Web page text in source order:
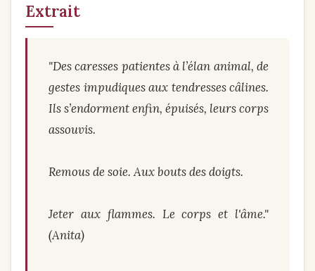
Extrait
"Des caresses patientes à l’élan animal, de
gestes impudiques aux tendresses câlines.
Ils s’endorment enfin, épuisés, leurs corps
assouvis.
Remous de soie. Aux bouts des doigts.
Jeter aux flammes. Le corps et l'âme."
(Anita)